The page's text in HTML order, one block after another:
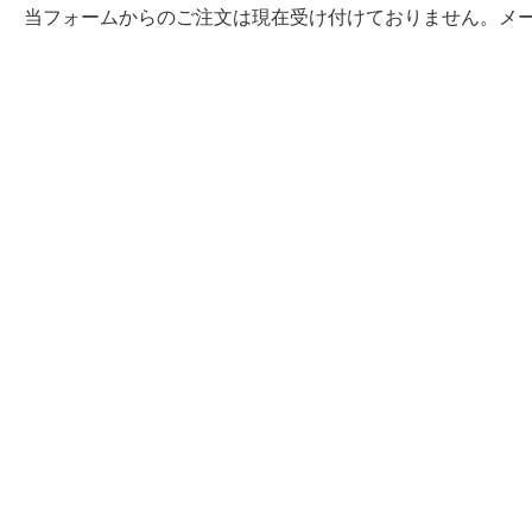
当フォームからのご注文は現在受け付けておりません。メ